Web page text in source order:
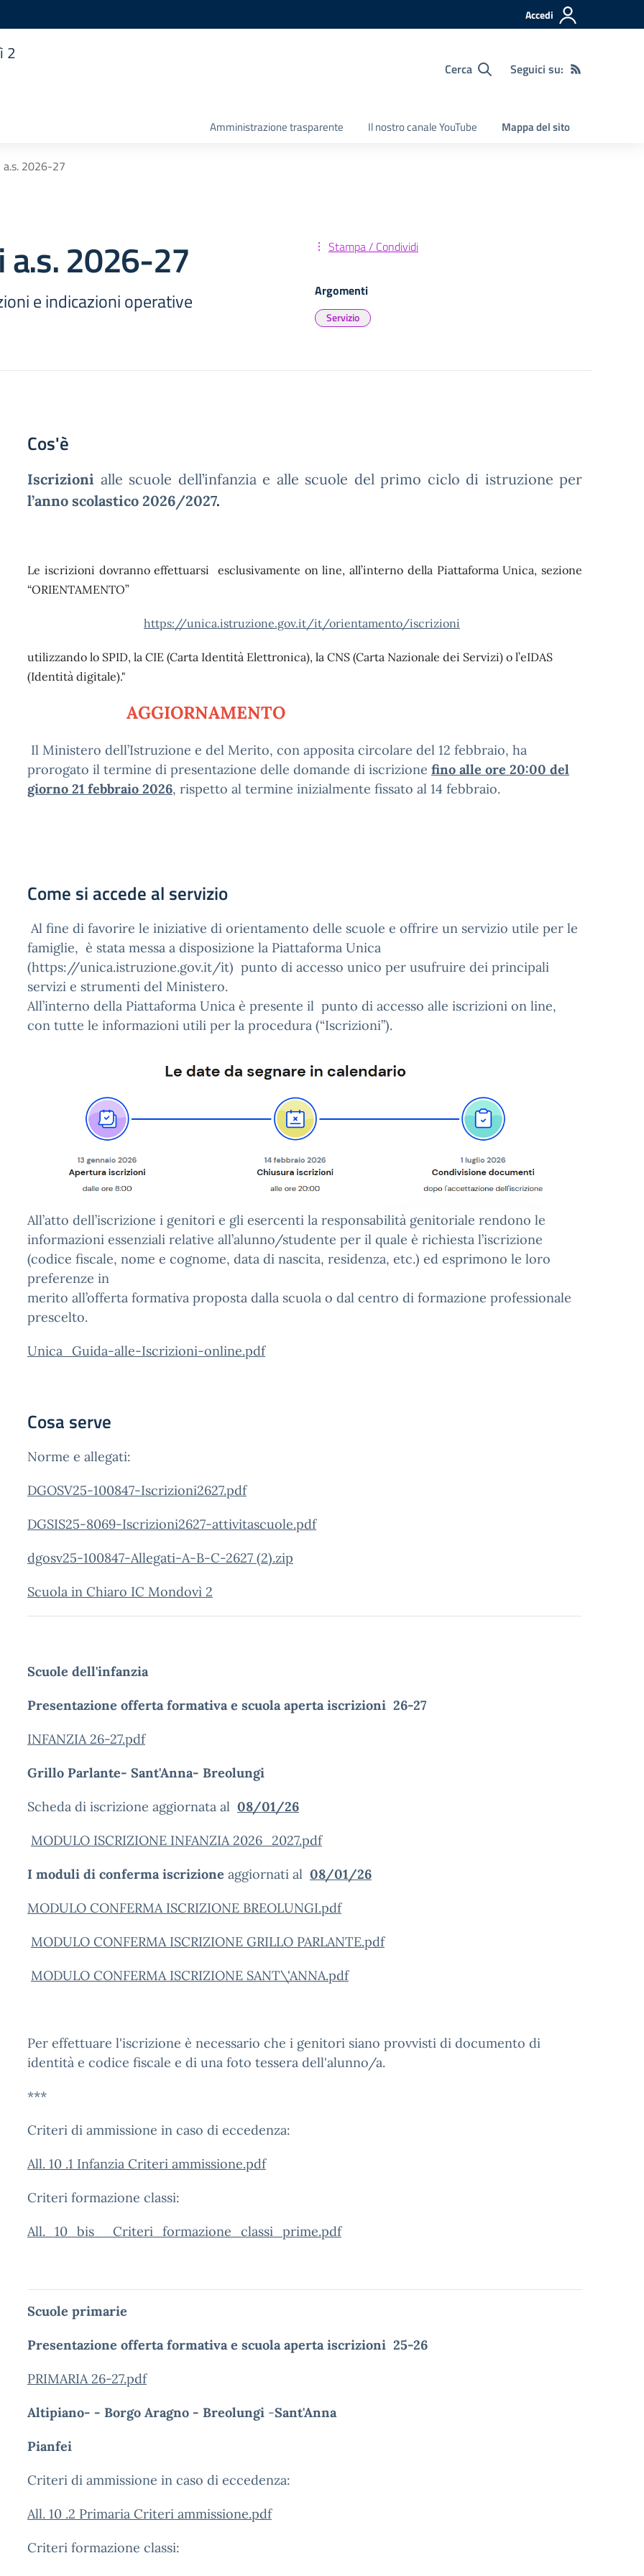
Accedi
2
Cerca Seguici su:
Amministrazione trasparente Il nostro canale YouTube Mappa del sito
a.s. 2026-27
a.s. 2026-27
e indicazioni operative
Stampa / Condividi
Argomenti
Servizio
Cos'è
Iscrizioni alle scuole dell’infanzia e alle scuole del primo ciclo di istruzione per
l’anno scolastico 2026/2027.
Le iscrizioni dovranno effettuarsi esclusivamente on line, all’interno della Piattaforma Unica, sezione
“ORIENTAMENTO”
https://unica.istruzione.gov.it/it/orientamento/iscrizioni
utilizzando lo SPID, la CIE (Carta Identità Elettronica), la CNS (Carta Nazionale dei Servizi) o l’eIDAS
(Identità digitale)."
AGGIORNAMENTO
Il Ministero dell’Istruzione e del Merito, con apposita circolare del 12 febbraio, ha
prorogato il termine di presentazione delle domande di iscrizione fino alle ore 20:00 del
giorno 21 febbraio 2026, rispetto al termine inizialmente fissato al 14 febbraio.
Come si accede al servizio
Al fine di favorire le iniziative di orientamento delle scuole e offrire un servizio utile per le
famiglie, è stata messa a disposizione la Piattaforma Unica
(https://unica.istruzione.gov.it/it) punto di accesso unico per usufruire dei principali
servizi e strumenti del Ministero.
All’interno della Piattaforma Unica è presente il punto di accesso alle iscrizioni on line,
con tutte le informazioni utili per la procedura (“Iscrizioni”).
All’atto dell’iscrizione i genitori e gli esercenti la responsabilità genitoriale rendono le
informazioni essenziali relative all’alunno/studente per il quale è richiesta l’iscrizione
(codice fiscale, nome e cognome, data di nascita, residenza, etc.) ed esprimono le loro
preferenze in
merito all’offerta formativa proposta dalla scuola o dal centro di formazione professionale
prescelto.
Unica_Guida-alle-Iscrizioni-online.pdf
Cosa serve
Norme e allegati:
DGOSV25-100847-Iscrizioni2627.pdf
DGSIS25-8069-Iscrizioni2627-attivitascuole.pdf
dgosv25-100847-Allegati-A-B-C-2627 (2).zip
Scuola in Chiaro IC Mondovì 2
Scuole dell'infanzia
Presentazione offerta formativa e scuola aperta iscrizioni 26-27
INFANZIA 26-27.pdf
Grillo Parlante- Sant'Anna- Breolungi
Scheda di iscrizione aggiornata al 08/01/26
MODULO ISCRIZIONE INFANZIA 2026_2027.pdf
I moduli di conferma iscrizione aggiornati al 08/01/26
MODULO CONFERMA ISCRIZIONE BREOLUNGI.pdf
MODULO CONFERMA ISCRIZIONE GRILLO PARLANTE.pdf
MODULO CONFERMA ISCRIZIONE SANT\'ANNA.pdf
Per effettuare l'iscrizione è necessario che i genitori siano provvisti di documento di
identità e codice fiscale e di una foto tessera dell'alunno/a.
***
Criteri di ammissione in caso di eccedenza:
All. 10 .1 Infanzia Criteri ammissione.pdf
Criteri formazione classi:
All._10_bis__Criteri_formazione_classi_prime.pdf
Scuole primarie
Presentazione offerta formativa e scuola aperta iscrizioni 25-26
PRIMARIA 26-27.pdf
Altipiano- - Borgo Aragno - Breolungi -Sant'Anna
Pianfei
Criteri di ammissione in caso di eccedenza:
All. 10 .2 Primaria Criteri ammissione.pdf
Criteri formazione classi: